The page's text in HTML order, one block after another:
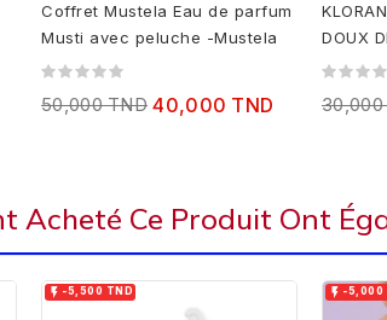
Coffret Mustela Eau de parfum
Musti avec peluche -Mustela
50,000 TND 40,000 TND
DOUX
30,000
Acheté Ce Produit Ont
 -5,500 TND  -5,000